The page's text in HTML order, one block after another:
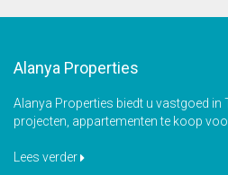
Alanya Properties
Alanya Properties biedt u vastgoed in
projecten, appartementen te koop
Lees verder